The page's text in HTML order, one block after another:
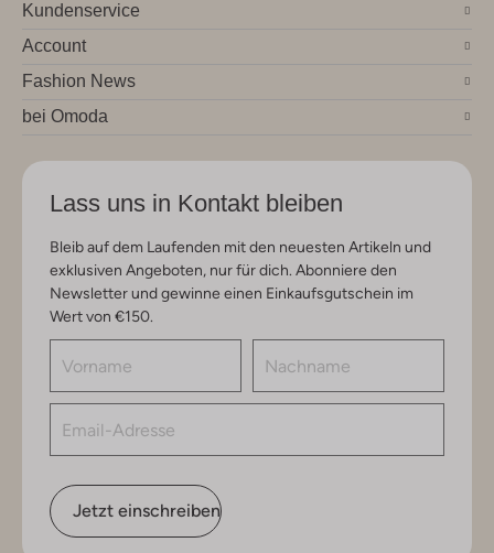
Kundenservice
Account
Fashion News
bei Omoda
Lass uns in Kontakt bleiben
Bleib auf dem Laufenden mit den neuesten Artikeln und
exklusiven Angeboten, nur für dich. Abonniere den
Newsletter und gewinne einen Einkaufsgutschein im
Wert von €150.
Jetzt einschreiben